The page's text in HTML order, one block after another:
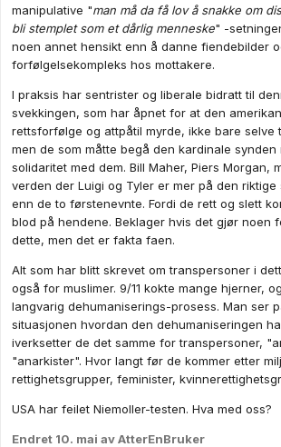
manipulative "man må da få lov å snakke om
bli stemplet som et dårlig menneske" -
noen annet hensikt enn å danne fiendebilder
forfølgelsekompleks hos mottakere.
I praksis har sentrister og liberale bidratt til
svekkingen, som har åpnet for at den
rettsforfølge og attpåtil myrde, ikke bare selve
men de som måtte begå den kardinale synden
solidaritet med dem. Bill Maher, Piers Morgan,
verden der Luigi og Tyler er mer på den riktige
enn de to førstenevnte. Fordi de rett og slett
blod på hendene. Beklager hvis det gjør noen
dette, men det er fakta faen.
Alt som har blitt skrevet om transpersoner i
også for muslimer. 9/11 kokte mange hjerner,
langvarig dehumaniserings-prosess. Man ser
situasjonen hvordan den dehumaniseringen
iverksetter de det samme for transpersoner,
"anarkister". Hvor langt før de kommer etter
rettighetsgrupper, feminister,
USA har feilet Niemoller-testen. Hva med oss?
Endret 10. mai av AtterEnBruker